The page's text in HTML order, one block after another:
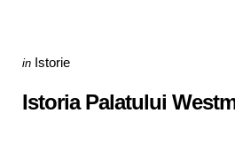
Categories
Posted
in Istorie
Istoria Palatului